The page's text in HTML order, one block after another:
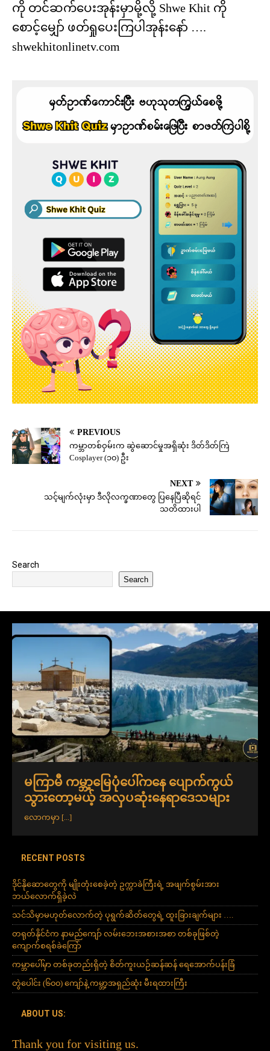
ကို တင်ဆက်ပေးအုန်းမှာမို့လို့ Shwe Khit ကို
စောင့်မျှော် ဖတ်ရှုပေးကြပါအုန်းနော် ….
shwekhitonlinetv.com
PREVIOUS
ကမ္ဘာတစ်ဝှမ်းက ဆွဲဆောင်မှုအရှိဆုံး ဒိတ်ဒိတ်ကြဲ
Cosplayer (၁၀) ဦး
NEXT
သင့်မျက်လုံးမှာ ဒီလိုလက္ခဏာတွေ ပြနေပြီဆိုရင်
သတိထားပါ
Search
Search
မကြာမီ ကမ္ဘာ့မြေပုံပေါ်ကနေ ပျောက်ကွယ်
သွားတော့မယ့် အလှပဆုံးနေရာဒေသများ
လောကမှာ [...]
RECENT POSTS
ဒိုင်နိုဆောတွေကို မျိုးတုံးစေခဲ့တဲ့ ဥက္ကာခဲကြီးရဲ့ အဖျက်စွမ်းအား
ဘယ်လောက်ရှိခဲ့လဲ
သင်သိမှာမဟုတ်လောက်တဲ့ ပုရွက်ဆိတ်တွေရဲ့ ထူးခြားချက်များ ….
တရုတ်နိုင်ငံက နာမည်ကျော် လမ်းဘေးအစားအစာ တစ်ခုဖြစ်တဲ့
ကျောက်စရစ်ခဲကြော်
ကမ္ဘာပေါ်မှာ တစ်ခုတည်းရှိတဲ့ စိတ်ကူးယဉ်ဆန်ဆန် ရေအောက်ပန်းခြံ
တွဲပေါင်း (၆၀၀) ကျော်နဲ့ ကမ္ဘာ့အရှည်ဆုံး မီးရထားကြီး
ABOUT US:
Thank you for visiting us.